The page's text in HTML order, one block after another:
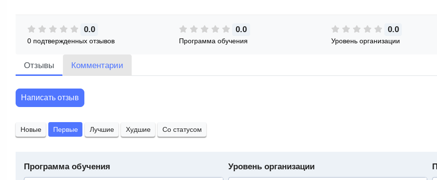
0.0
0 подтвержденных отзывов
0.0
Программа обучения
0.0
Уровень организации
Отзывы Комментарии
Написать отзыв
Новые Первые Лучшие Худшие Со статусом
Программа обучения Уровень организации